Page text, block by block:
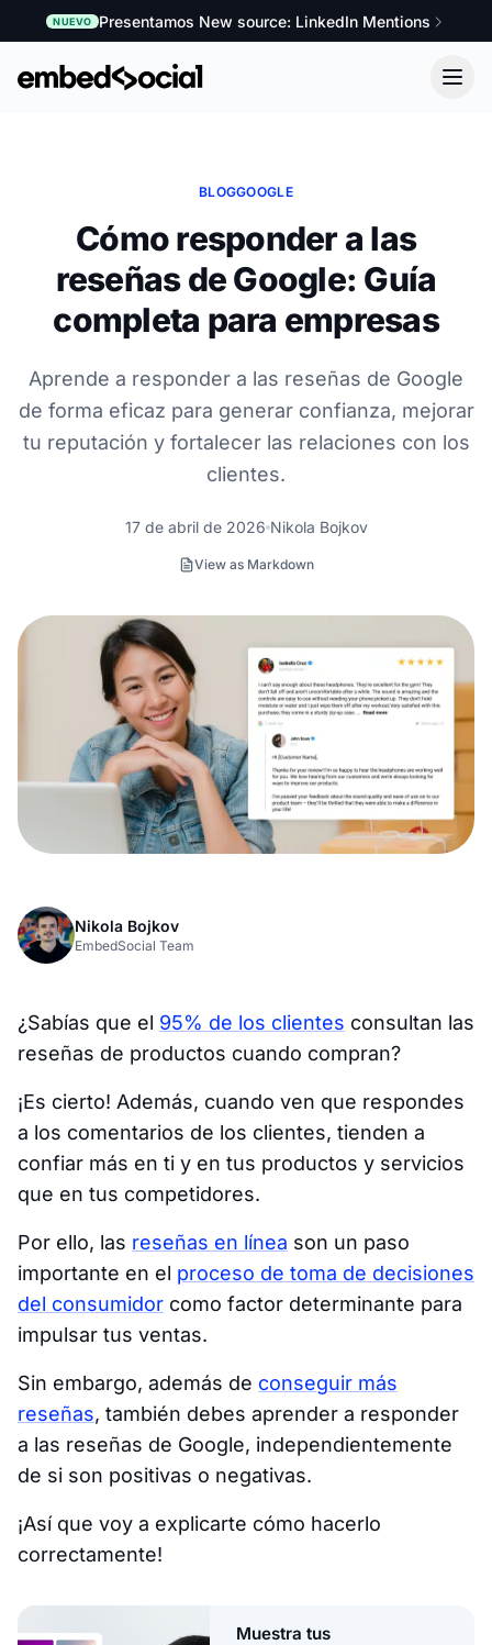
NUEVO Presentamos New source: LinkedIn Mentions
BLOGGOOGLE
Cómo responder a las
reseñas de Google: Guía
completa para empresas
Aprende a responder a las reseñas de Google
de forma eficaz para generar confianza, mejorar
tu reputación y fortalecer las relaciones con los
clientes.
17 de abril de 2026 Nikola Bojkov
View as Markdown
Nikola Bojkov
EmbedSocial Team
¿Sabías que el 95% de los clientes consultan las
reseñas de productos cuando compran?
¡Es cierto! Además, cuando ven que respondes
a los comentarios de los clientes, tienden a
confiar más en ti y en tus productos y servicios
que en tus competidores.
Por ello, las reseñas en línea son un paso
importante en el proceso de toma de decisiones
del consumidor como factor determinante para
impulsar tus ventas.
Sin embargo, además de conseguir más
reseñas, también debes aprender a responder
a las reseñas de Google, independientemente
de si son positivas o negativas.
¡Así que voy a explicarte cómo hacerlo
correctamente!
Muestra tus